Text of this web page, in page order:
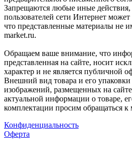
Запрещаются любые иные действия,
пользователей сети Интернет
что представленные материалы не
market.ru.
Обращаем ваше внимание, что
представленная на сайте, носит
характер и не является публичной
Внешний вид товара и его упаковки
изображений, размещенных на
актуальной информации о товаре,
комплектации просим обращаться
Конфиденциальность
Оферта